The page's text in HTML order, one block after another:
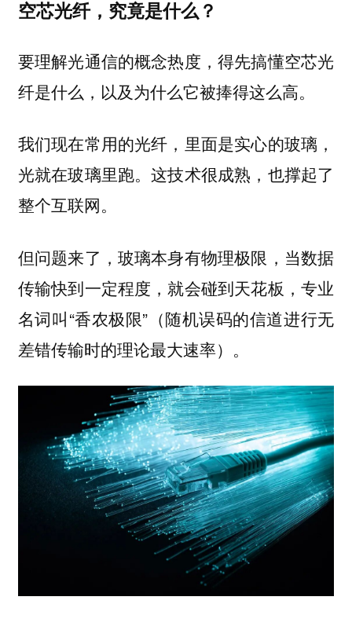
空芯光纤，究竟是什么？
要理解光通信的概念热度，得先搞懂空芯光
纤是什么，以及为什么它被捧得这么高。
我们现在常用的光纤，里面是实心的玻璃，
光就在玻璃里跑。这技术很成熟，也撑起了
整个互联网。
但问题来了，玻璃本身有物理极限，当数据
传输快到一定程度，就会碰到天花板，专业
名词叫“香农极限”（随机误码的信道进行无
差错传输时的理论最大速率）。